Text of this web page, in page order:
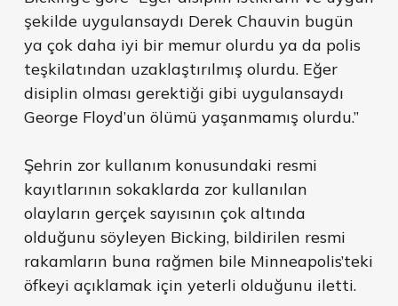
şekilde uygulansaydı Derek Chauvin bugün
ya çok daha iyi bir memur olurdu ya da polis
teşkilatından uzaklaştırılmış olurdu. Eğer
disiplin olması gerektiği gibi uygulansaydı
George Floyd’un ölümü yaşanmamış olurdu.”
Şehrin zor kullanım konusundaki resmi
kayıtlarının sokaklarda zor kullanılan
olayların gerçek sayısının çok altında
olduğunu söyleyen Bicking, bildirilen resmi
rakamların buna rağmen bile Minneapolis’teki
öfkeyi açıklamak için yeterli olduğunu iletti.